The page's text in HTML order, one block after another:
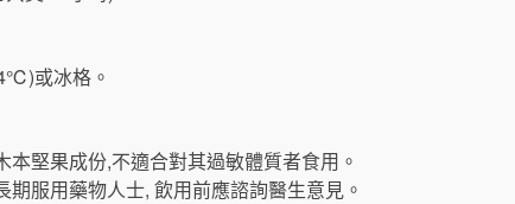
或冰格。
堅果成份,不適合對其過敏體質者食用。
服用藥物人士, 飲用前應諮詢醫生意見。